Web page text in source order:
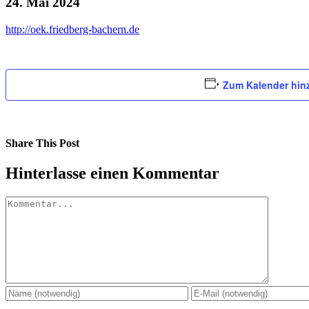
http://oek.friedberg-bachern.de
Zum Kalender
Share This Post
Facebook
X
LinkedIn
Pinterest
Hinterlasse einen Kommentar
Kommentar